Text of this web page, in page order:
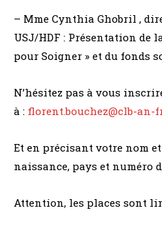
– Mme Cynthia Ghobril ,
USJ/HDF : Présentation de
pour Soigner » et du fonds
N’hésitez pas à vous
à : florent.bouchez@clb-an-
Et en précisant votre nom
naissance, pays et numéro
Attention, les places sont